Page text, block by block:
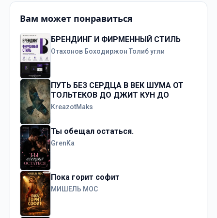
Вам может понравиться
БРЕНДИНГ И ФИРМЕННЫЙ СТИЛЬ
Отахонов Боходиржон Толиб угли
ПУТЬ БЕЗ СЕРДЦА В ВЕК ШУМА ОТ
ТОЛЬТЕКОВ ДО ДЖИТ КУН ДО
KreazotMaks
Ты обещал остаться.
GrenKa
Пока горит софит
МИШЕЛЬ МОС